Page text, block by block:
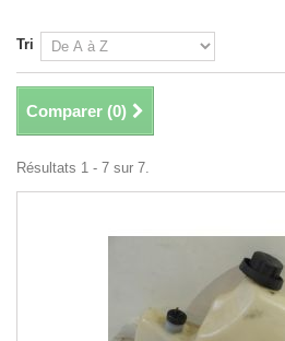
Tri
Comparer (0)
Résultats 1 - 7 sur 7.